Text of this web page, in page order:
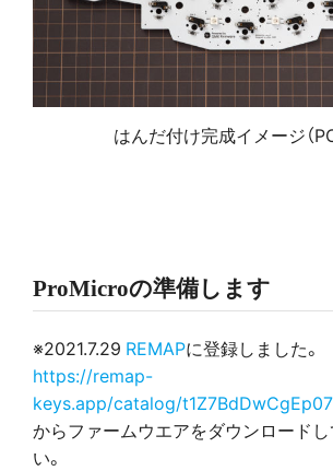
はんだ付け完成イメージ（
ProMicroの準備します
※2021.7.29 REMAPに登録しました。
https://remap-
keys.app/catalog/
からファームウエアをダウンロード
い。